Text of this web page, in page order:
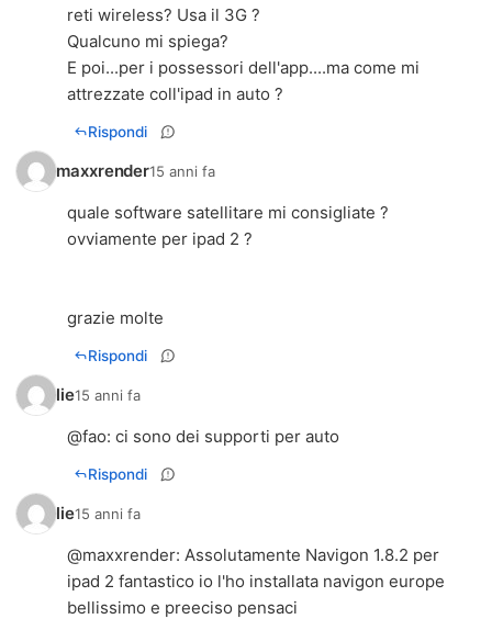
reti wireless? Usa il 3G ?
Qualcuno mi spiega?
E poi...per i possessori dell'app....ma come mi
attrezzate coll'ipad in auto ?
Rispondi
maxxrender15 anni fa
quale software satellitare mi consigliate ?
ovviamente per ipad 2 ?
grazie molte
Rispondi
lie15 anni fa
@fao: ci sono dei supporti per auto
Rispondi
lie15 anni fa
@maxxrender: Assolutamente Navigon 1.8.2 per
ipad 2 fantastico io l'ho installata navigon europe
bellissimo e preeciso pensaci